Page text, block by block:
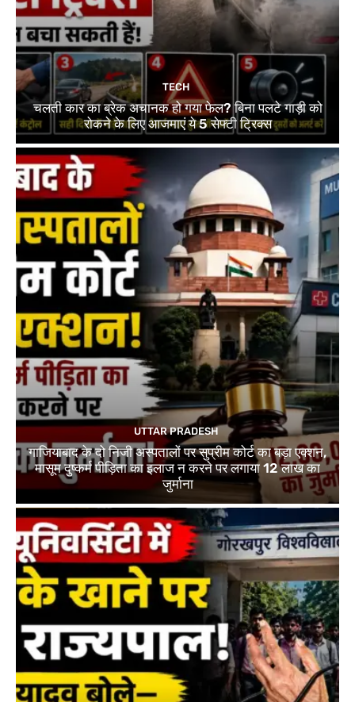
TECH
चलती कार का ब्रेक अचानक हो गया फेल? बिना पलटे गाड़ी को
रोकने के लिए आजमाएं ये 5 सेफ्टी ट्रिक्स
UTTAR PRADESH
गाजियाबाद के दो निजी अस्पतालों पर सुप्रीम कोर्ट का बड़ा एक्शन,
मासूम दुष्कर्म पीड़िता का इलाज न करने पर लगाया 12 लाख का
जुर्माना